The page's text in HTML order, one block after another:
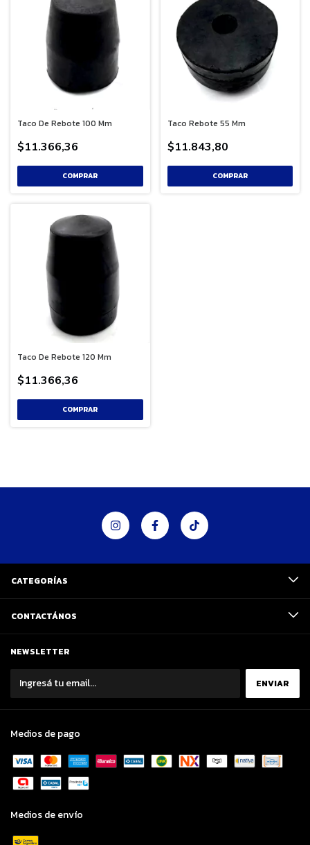
Taco De Rebote 100 Mm
$11.366,36
Taco Rebote 55 Mm
$11.843,80
Taco De Rebote 120 Mm
$11.366,36
CATEGORÍAS
CONTACTÁNOS
NEWSLETTER
Medios de pago
Medios de envío